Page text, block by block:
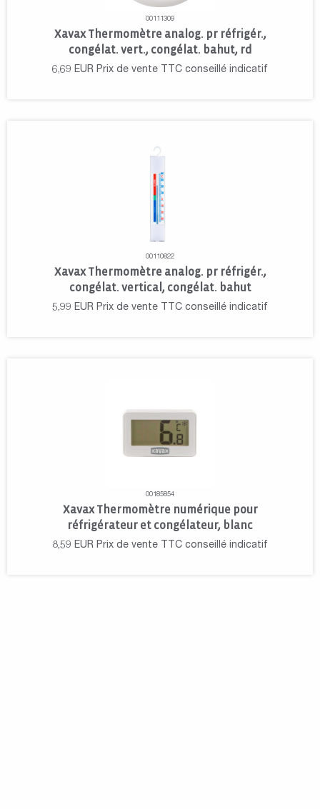
00111309
Xavax Thermomètre analog. pr réfrigér.,
congélat. vert., congélat. bahut, rd
6,69 EUR Prix de vente TTC conseillé indicatif
00110822
Xavax Thermomètre analog. pr réfrigér.,
congélat. vertical, congélat. bahut
5,99 EUR Prix de vente TTC conseillé indicatif
00185854
Xavax Thermomètre numérique pour
réfrigérateur et congélateur, blanc
8,59 EUR Prix de vente TTC conseillé indicatif